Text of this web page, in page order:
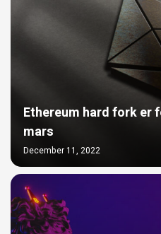
Ethereum hard fork er
mars
December 11, 2022